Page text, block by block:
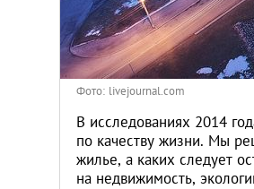
Пхукет
Санкт-Петербург
Фото: livejournal.com
В исследованиях 2014
по качеству жизни. Мы
жилье, а каких следует
на недвижимость,